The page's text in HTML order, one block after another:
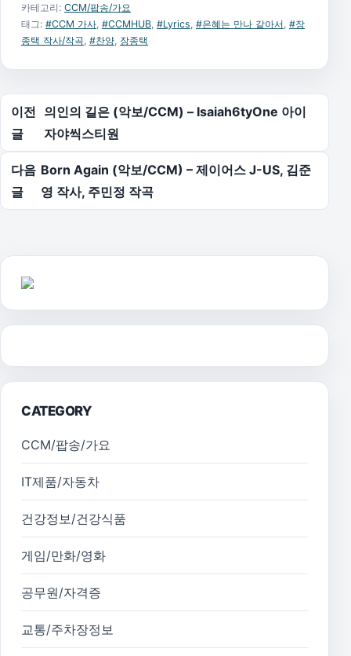
카테고리: CCM/팝송/가요
태그: #CCM 가사 #CCMHUB #Lyrics #은혜는 만나 같아서 #장
종택 작사/작곡 #찬양 장종택
글 탐색
이전
글
의인의 길은 (악보/CCM) – Isaiah6tyOne 아이
자야씩스티원
다음
글
Born Again (악보/CCM) – 제이어스 J-US, 김준
영 작사, 주민정 작곡
CATEGORY
CCM/팝송/가요
IT제품/자동차
건강정보/건강식품
게임/만화/영화
공무원/자격증
교통/주차장정보